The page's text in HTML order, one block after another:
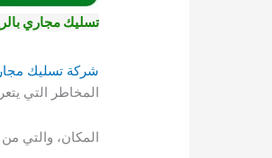
تسليك مجاري
شركة تسليك
المخاطر التي
المكان، والتي